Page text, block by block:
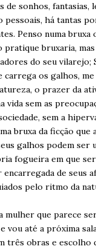
de sonhos, fantasias,
pessoais, há tantas
Penso numa bruxa
pratique bruxaria,
do seu vilarejo;
carrega os galhos,
o prazer da
vida sem as
sem a
bruxa da ficção
galhos podem ser
fogueira em que
de seus
pelo ritmo da
mulher que parece
vou até a próxima
três obras e escolho